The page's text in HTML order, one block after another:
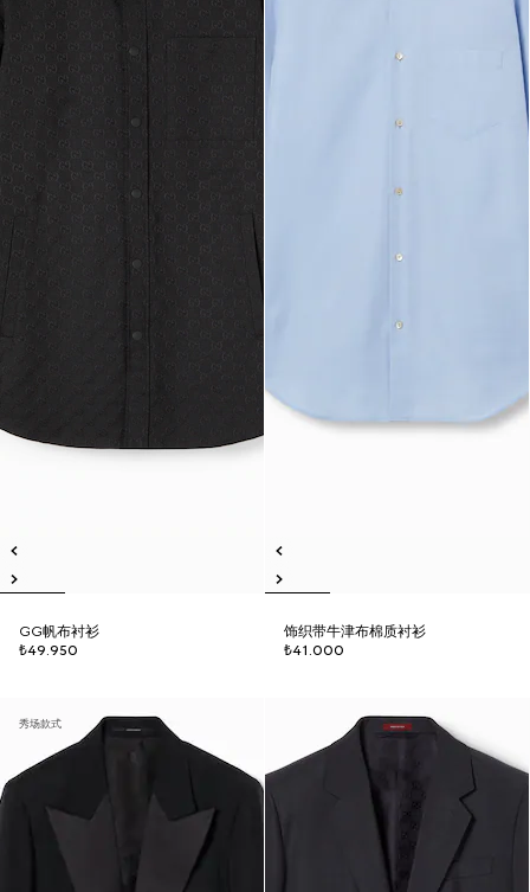
GG帆布衬衫
₺49.950
饰织带牛津布棉质衬衫
₺41.000
秀场款式